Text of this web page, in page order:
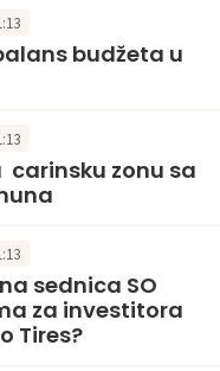
budžeta u
zonu sa
sednica SO
za investitora
Tires?